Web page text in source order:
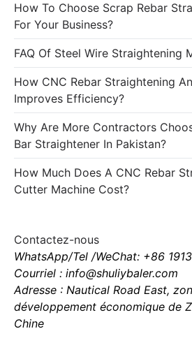
How To Choose Scrap Rebar
For Your Business?
FAQ Of Steel Wire Straightening
How CNC Rebar Straightening
Improves Efficiency?
Why Are More Contractors
Bar Straightener In Pakistan?
How Much Does A CNC Rebar
Cutter Machine Cost?
Contactez-nous
WhatsApp/Tel /WeChat: +86
Courriel : info@shuliybaler.com
Adresse : Nautical Road East,
développement économique de
Chine